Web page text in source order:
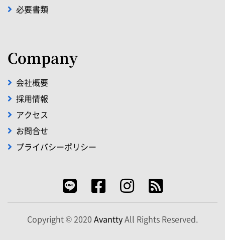
必要書類
Company
会社概要
採用情報
アクセス
お問合せ
プライバシーポリシー
Copyright © 2020 AvanttyAll Rights Reserved.